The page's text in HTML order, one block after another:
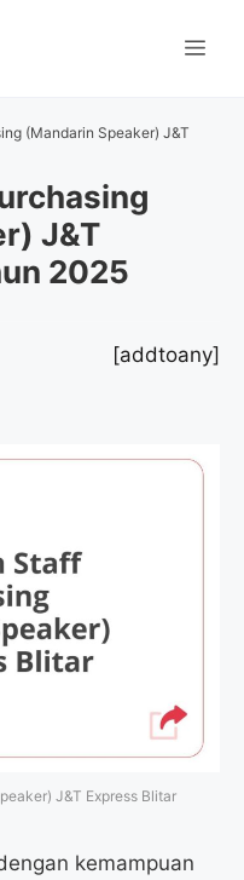
(Mandarin Speaker) J&T
J&T
2025
[addtoany]
J&T Express Blitar
kemampuan